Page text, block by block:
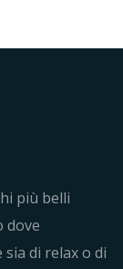
più belli
dove
di relax o di